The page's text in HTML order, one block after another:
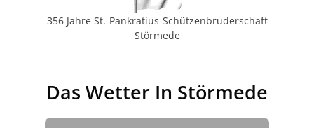
356 Jahre St.-Pankratius-Schützenbruderschaft
Störmede
Das Wetter In Störmede